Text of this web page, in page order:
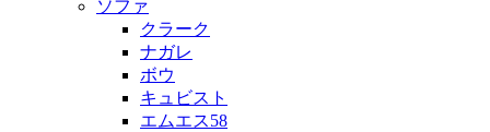
ソファ
クラーク
ナガレ
ボウ
キュビスト
エムエス58